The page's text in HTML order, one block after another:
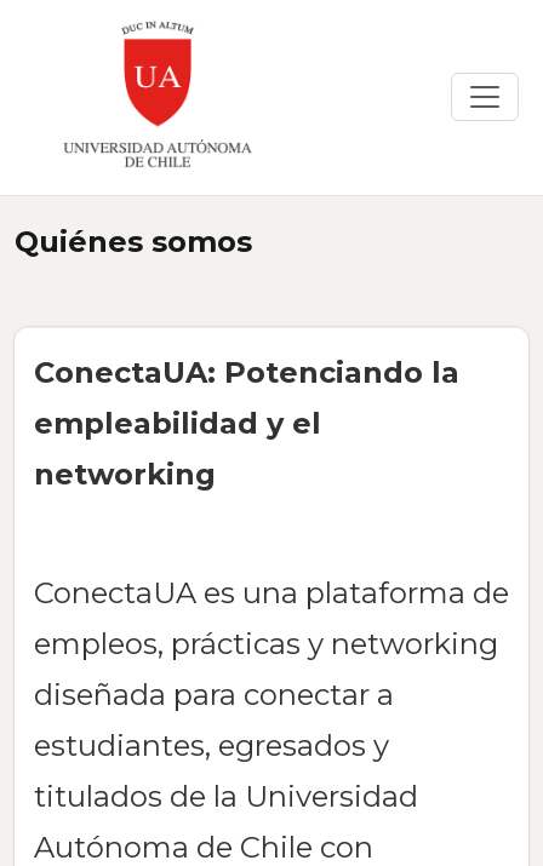
Quiénes somos
ConectaUA: Potenciando la
empleabilidad y el
networking
ConectaUA es una plataforma de
empleos, prácticas y networking
diseñada para conectar a
estudiantes, egresados y
titulados de la Universidad
Autónoma de Chile con